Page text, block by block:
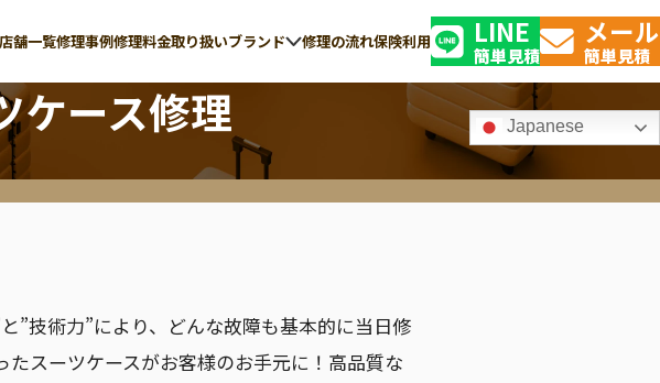
Japanese
舗一覧修理事例修理料金取り扱いブランド 修理の流れ保険利用 LINE
簡単見積
メール
簡単見積
ケース修理
”技術力”により、どんな故障も基本的に当日修
スーツケースがお客様のお手元に！高品質な